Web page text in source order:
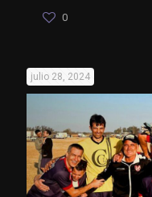
0
julio 28, 2024